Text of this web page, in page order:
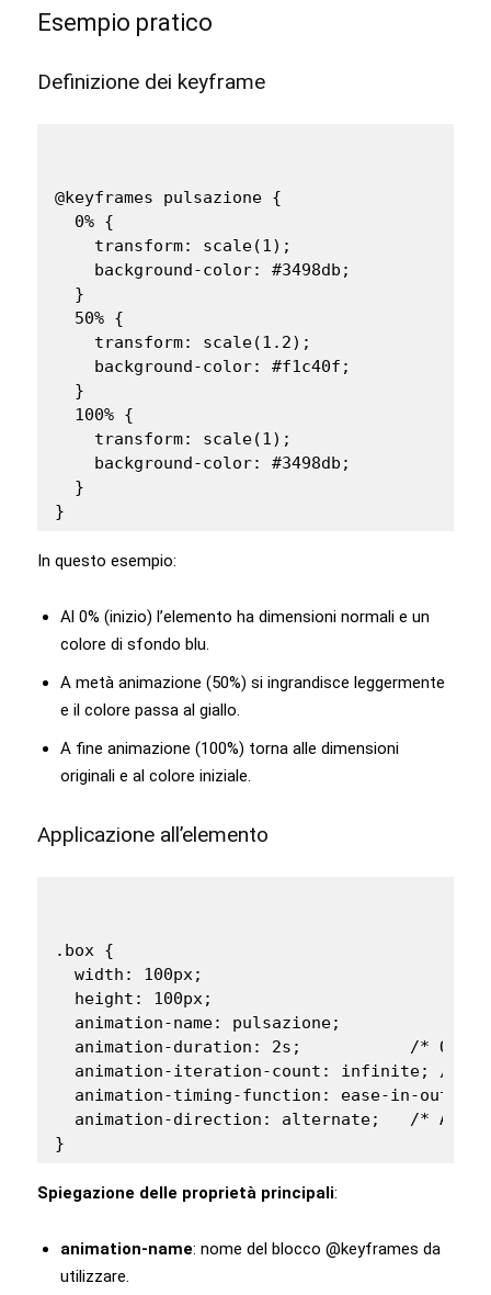
Esempio pratico
Definizione dei keyframe
@keyframes pulsazione {
  0% {
    transform: scale(1);
    background-color: #3498db;
  }
  50% {
    transform: scale(1.2);
    background-color: #f1c40f;
  }
  100% {
    transform: scale(1);
    background-color: #3498db;
  }
}
In questo esempio:
Al 0% (inizio) l’elemento ha dimensioni normali e un
colore di sfondo blu.
A metà animazione (50%) si ingrandisce leggermente
e il colore passa al giallo.
A fine animazione (100%) torna alle dimensioni
originali e al colore iniziale.
Applicazione all’elemento
.box {
  width: 100px;
  height: 100px;
  animation-name: pulsazione;
animation-duration: 2s;           /*
animation-iteration-count: infinite; /*
animation-timing-function: ease-in-out;
animation-direction: alternate;   /*
}
Spiegazione delle proprietà principali:
animation-name: nome del blocco @keyframes da
utilizzare.